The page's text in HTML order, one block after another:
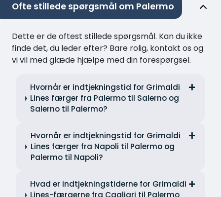
Ofte stillede spørgsmål om Palermo
Dette er de oftest stillede spørgsmål. Kan du ikke
finde det, du leder efter? Bare rolig, kontakt os og
vi vil med glæde hjælpe med din forespørgsel.
Hvornår er indtjekningstid for Grimaldi
Lines færger fra Palermo til Salerno og
Salerno til Palermo?
Hvornår er indtjekningstid for Grimaldi
Lines færger fra Napoli til Palermo og
Palermo til Napoli?
Hvad er indtjekningstiderne for Grimaldi